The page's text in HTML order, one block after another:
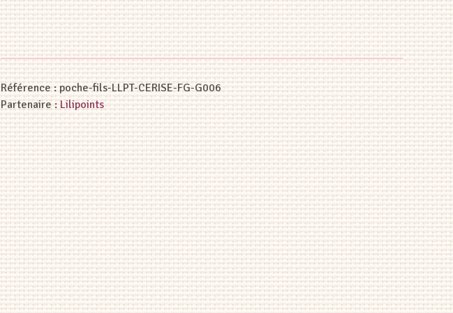
Référence : poche-fils-LLPT-CERISE-FG-G006
Partenaire :Lilipoints